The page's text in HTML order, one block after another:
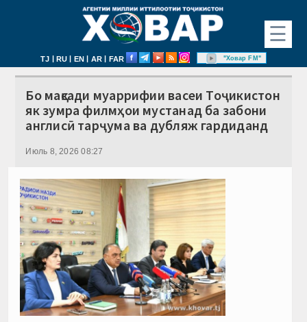
☰
TJ | RU | EN | AR | FAR "Ховар FM"
Бо мақсади муаррифии васеи Тоҷикистон
як зумра филмҳои мустанад ба забони
англисӣ тарҷума ва дубляж гардиданд
Июль 8, 2026 08:27